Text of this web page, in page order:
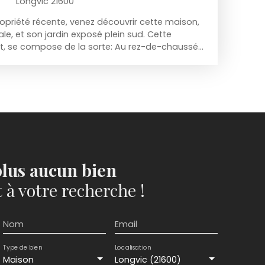
récente, venez découvrir cette maison,
et son jardin exposé plein sud. Cette
se compose de la sorte: Au rez-de-chaussée,
aucun bien
votre recherche !
Nom Email
Maison
Type de bien
Longvic (21600)
Localisation